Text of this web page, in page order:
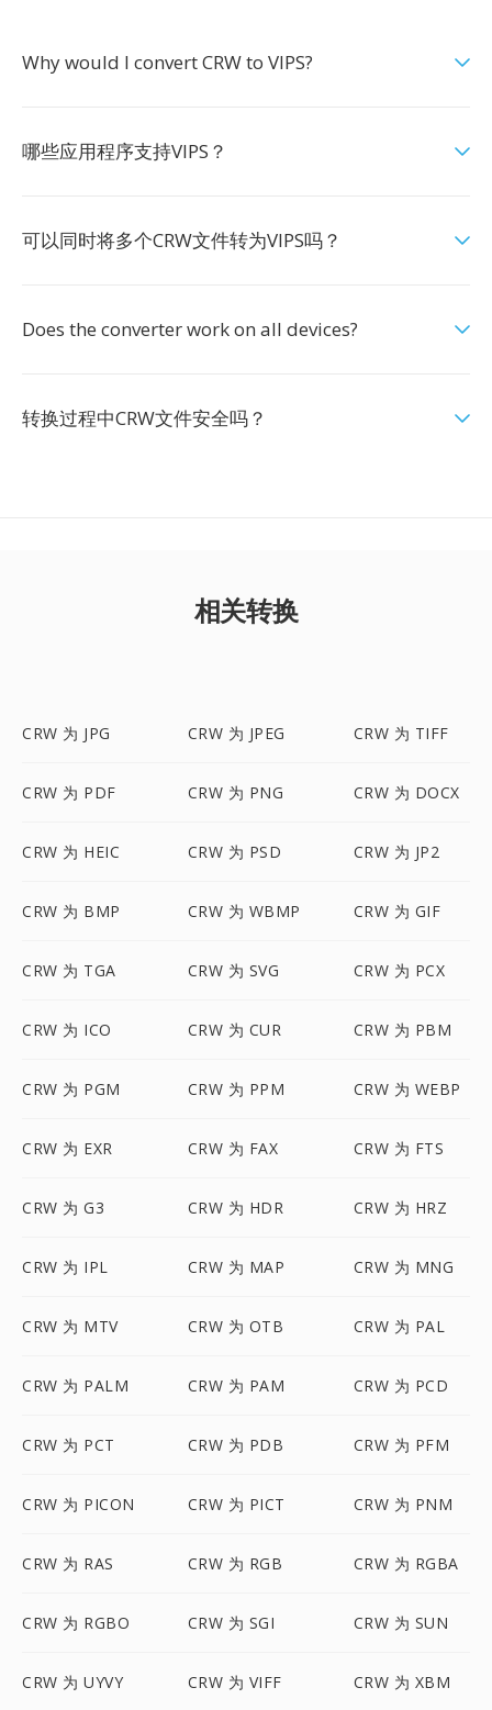
Why would I convert CRW to VIPS?
哪些应用程序支持VIPS？
可以同时将多个CRW文件转为VIPS吗？
Does the converter work on all devices?
转换过程中CRW文件安全吗？
相关转换
CRW 为 JPG CRW 为 JPEG CRW 为 TIFF
CRW 为 PDF CRW 为 PNG CRW 为 DOCX
CRW 为 HEIC CRW 为 PSD CRW 为 JP2
CRW 为 BMP CRW 为 WBMP CRW 为 GIF
CRW 为 TGA CRW 为 SVG CRW 为 PCX
CRW 为 ICO CRW 为 CUR CRW 为 PBM
CRW 为 PGM CRW 为 PPM CRW 为 WEBP
CRW 为 EXR CRW 为 FAX CRW 为 FTS
CRW 为 G3 CRW 为 HDR CRW 为 HRZ
CRW 为 IPL CRW 为 MAP CRW 为 MNG
CRW 为 MTV CRW 为 OTB CRW 为 PAL
CRW 为 PALM CRW 为 PAM CRW 为 PCD
CRW 为 PCT CRW 为 PDB CRW 为 PFM
CRW 为 PICON CRW 为 PICT CRW 为 PNM
CRW 为 RAS CRW 为 RGB CRW 为 RGBA
CRW 为 RGBO CRW 为 SGI CRW 为 SUN
CRW 为 UYVY CRW 为 VIFF CRW 为 XBM